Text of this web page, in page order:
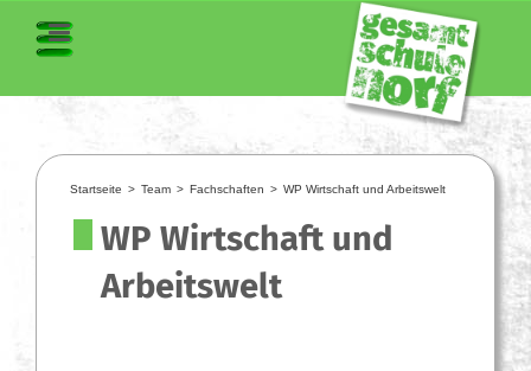
WP Wirtschaft und
Arbeitswelt
Startseite > Team > Fachschaften > WP Wirtschaft und Arbeitswelt